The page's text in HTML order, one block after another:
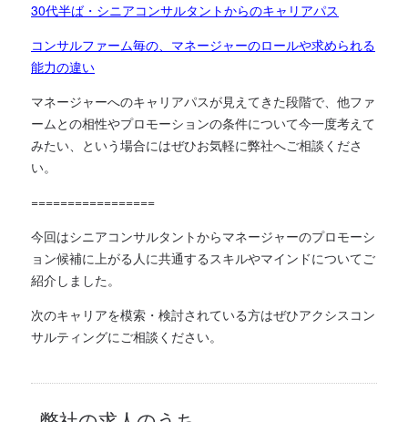
30代半ば・シニアコンサルタントからのキャリアパス
コンサルファーム毎の、マネージャーのロールや求められる
能力の違い
マネージャーへのキャリアパスが見えてきた段階で、他ファ
ームとの相性やプロモーションの条件について今一度考えて
みたい、という場合にはぜひお気軽に弊社へご相談くださ
い。
=================
今回はシニアコンサルタントからマネージャーのプロモーシ
ョン候補に上がる人に共通するスキルやマインドについてご
紹介しました。
次のキャリアを模索・検討されている方はぜひアクシスコン
サルティングにご相談ください。